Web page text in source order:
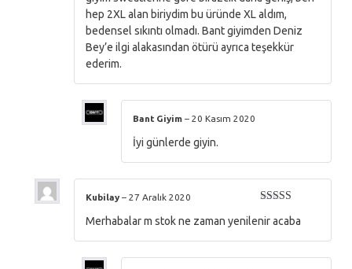
hep 2XL alan biriydim bu üründe XL aldım,
bedensel sıkıntı olmadı. Bant giyimden Deniz
Bey’e ilgi alakasından ötürü ayrıca teşekkür
ederim.
Bant Giyim – 20 Kasım 2020
İyi günlerde giyin.
5oy aldı
Kubilay – 27 Aralık 2020
Merhabalar m stok ne zaman yenilenir acaba